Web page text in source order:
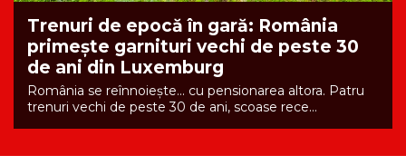
Trenuri de epocă în gară: România
primește garnituri vechi de peste 30
de ani din Luxemburg
România se reînnoiește... cu pensionarea altora. Patru
trenuri vechi de peste 30 de ani, scoase rece...